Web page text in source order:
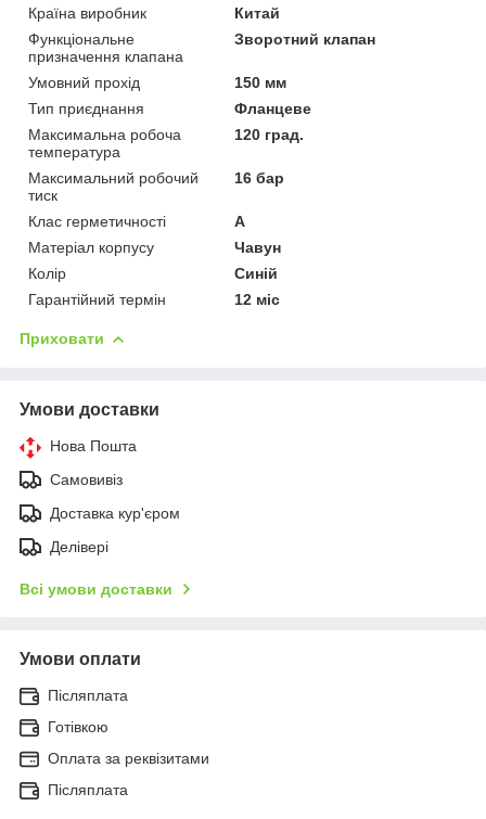
Країна виробник
Китай
Функціональне
призначення клапана
Зворотний клапан
Умовний прохід
150 мм
Тип приєднання
Фланцеве
Максимальна робоча
температура
120 град.
Максимальний робочий
тиск
16 бар
Клас герметичності
А
Матеріал корпусу
Чавун
Колір
Синій
Гарантійний термін
12 міс
Приховати
Умови доставки
Нова Пошта
Самовивіз
Доставка кур'єром
Делівері
Всі умови доставки
Умови оплати
Післяплата
Готівкою
Оплата за реквізитами
Післяплата